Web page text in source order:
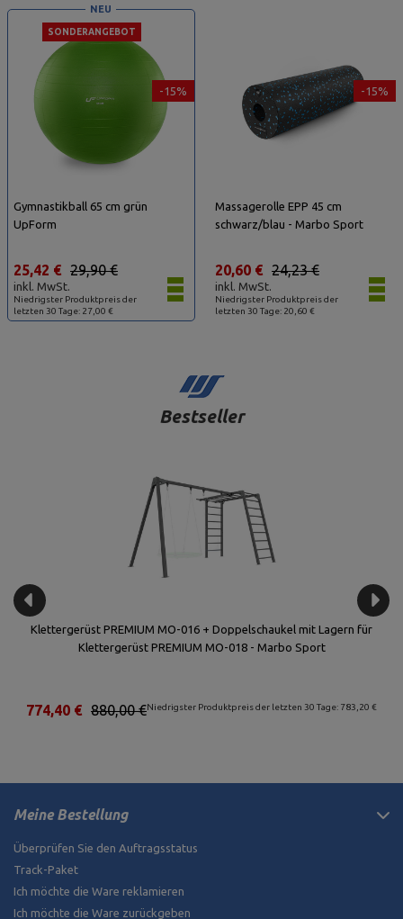
-15%
SONDERANGEBOT
NEU
Gymnastikball 65 cm grün
UpForm
Niedrigster Produktpreis der
letzten 30 Tage: 27,00 €
29,90 €
25,42 €
inkl. MwSt.
-15%
Massagerolle EPP 45 cm
schwarz/blau - Marbo Sport
Niedrigster Produktpreis der
letzten 30 Tage: 20,60 €
24,23 €
20,60 €
inkl. MwSt.
Bestseller
Klettergerüst PREMIUM MO-016 + Doppelschaukel mit Lagern für
Klettergerüst PREMIUM MO-018 - Marbo Sport
Niedrigster Produktpreis der letzten 30 Tage: 783,20 €
880,00 €
774,40 €
Meine Bestellung
Überprüfen Sie den Auftragsstatus
Track-Paket
Ich möchte die Ware reklamieren
Ich möchte die Ware zurückgeben